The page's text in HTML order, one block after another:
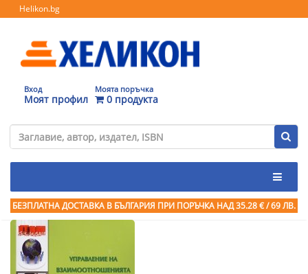
Helikon.bg
Вход
Моят профил
Моята поръчка
0 продукта
БЕЗПЛАТНА ДОСТАВКА В БЪЛГАРИЯ ПРИ ПОРЪЧКА НАД 35.28 € / 69 ЛВ.